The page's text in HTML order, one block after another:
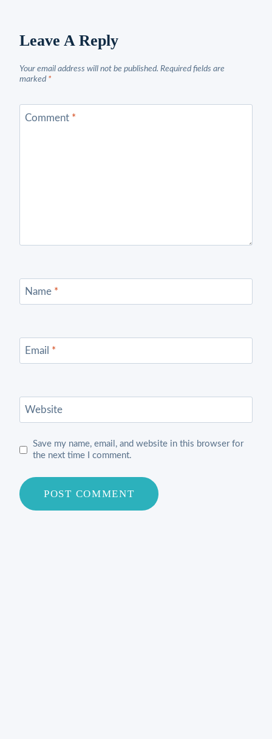
Leave A Reply
Your email address will not be published. Required fields are
marked *
Comment *
Name *
Email *
Website
Save my name, email, and website in this browser for
the next time I comment.